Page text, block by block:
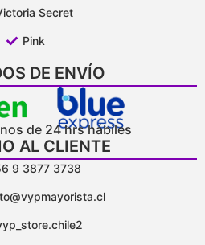
Secret
Pink
DE ENVÍO
de 24 hrs hábiles
AL CLIENTE
9 3877 3738